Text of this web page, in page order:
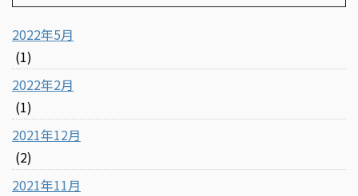
2022年5月
(1)
2022年2月
(1)
2021年12月
(2)
2021年11月